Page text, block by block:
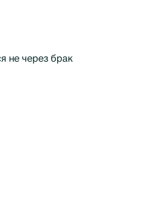
не через брак